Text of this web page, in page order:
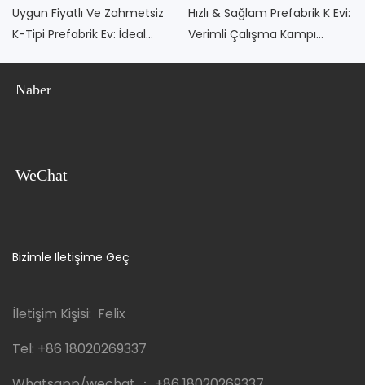
Uygun Fiyatlı Ve Zahmetsiz
K-Tipi Prefabrik Ev: İdeal
Hızlı & Sağlam Prefabrik K Evi:
Verimli Çalışma Kampı
Naber
WeChat
Bizimle Iletişime Geç
İletişim Kişisi: Felix
Tel: +86 18020269337